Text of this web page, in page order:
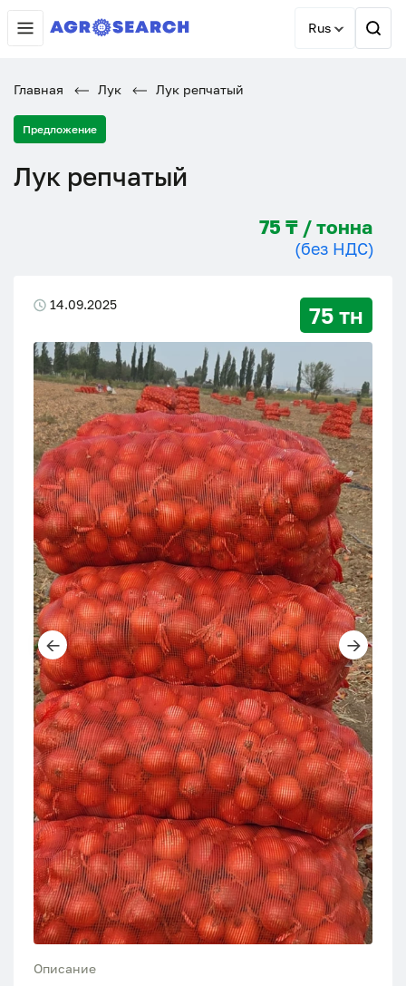
Rus
Главная Лук Лук репчатый
Предложение
Лук репчатый
75 ₸ / тонна
(без НДС)
14.09.2025 75 тн
Описание